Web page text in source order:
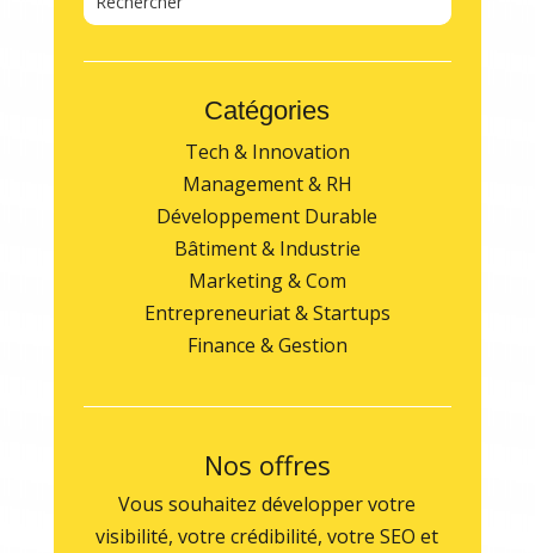
Catégories
Tech & Innovation
Management & RH
Développement Durable
Bâtiment & Industrie
Marketing & Com
Entrepreneuriat & Startups
Finance & Gestion
Nos offres
Vous souhaitez développer votre
visibilité, votre crédibilité, votre SEO et